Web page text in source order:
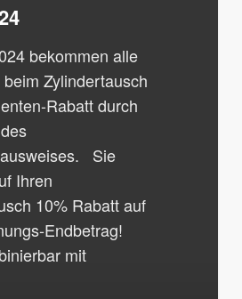
bekommen alle
Zylindertausch
Rabatt durch
Sie
Ihren
10% Rabatt auf
Endbetrag!
mit